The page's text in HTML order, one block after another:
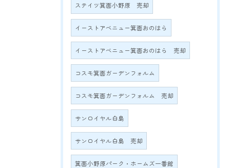
ステイツ箕面小野原 売却
イーストアベニュー箕面おのはら
イーストアベニュー箕面おのはら 売却
コスモ箕面ガーデンフォルム
コスモ箕面ガーデンフォルム 売却
サンロイヤル白島
サンロイヤル白島 売却
箕面小野原パーク・ホームズ一番館